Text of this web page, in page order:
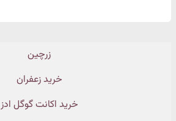
زرچین
خرید زعفران
خرید اکانت گوگل ادز